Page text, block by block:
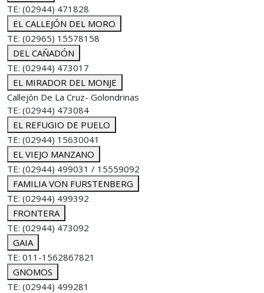
TE: (02944) 471828
EL CALLEJÓN DEL MORO
TE: (02965) 15578158
DEL CAÑADÓN
TE: (02944) 473017
EL MIRADOR DEL MONJE
Callejón De La Cruz- Golondrinas
TE: (02944) 473084
EL REFUGIO DE PUELO
TE: (02944) 15630041
EL VIEJO MANZANO
TE: (02944) 499031 / 15559092
FAMILIA VON FURSTENBERG
TE: (02944) 499392
FRONTERA
TE: (02944) 473092
GAIA
TE: 011-1562867821
GNOMOS
TE: (02944) 499281